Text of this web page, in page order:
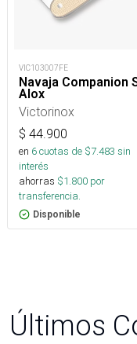
VIC103007FE
Navaja Companion
Alox
Victorinox
$ 44.900
en 6cuotas de $7.483 sin
interés
ahorras $1.800 por
transferencia.
Disponible
Últimos